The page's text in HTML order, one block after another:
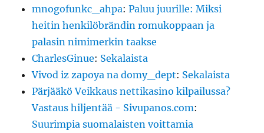
mnogofunkc_ahpa:Paluu juurille: Miksi
heitin henkilöbrändin romukoppaan ja
palasin nimimerkin taakse
CharlesGinue: Sekalaista
Vivod iz zapoya na domy_dept: Sekalaista
Pärjääkö Veikkaus nettikasino kilpailussa?
Vastaus hiljentää - Sivupanos.com:
Suurimpia suomalaisten voittamia